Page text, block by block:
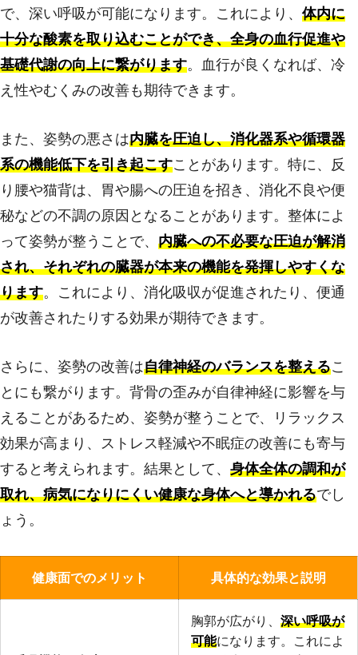
で、深い呼吸が可能になります。これにより、 体内に
十分な酸素を取り込むことができ、全身の血行促進や
基礎代謝の向上に繋がります。血行が良くなれば、冷
え性やむくみの改善も期待できます。
また、姿勢の悪さは内臓を圧迫し、消化器系や循環器
系の機能低下を引き起こすことがあります。特に、反
り腰や猫背は、胃や腸への圧迫を招き、消化不良や便
秘などの不調の原因となることがあります。整体によ
って姿勢が整うことで、 内臓への不必要な圧迫が解消
され、それぞれの臓器が本来の機能を発揮しやすくな
ります。これにより、消化吸収が促進されたり、便通
が改善されたりする効果が期待できます。
さらに、姿勢の改善は自律神経のバランスを整えるこ
とにも繋がります。背骨の歪みが自律神経に影響を与
えることがあるため、姿勢が整うことで、リラックス
効果が高まり、ストレス軽減や不眠症の改善にも寄与
すると考えられます。結果として、 身体全体の調和が
取れ、病気になりにくい健康な身体へと導かれるでし
ょう。
健康面でのメリット 具体的な効果と説明
胸郭が広がり、 深い呼吸が
可能になります。これによ